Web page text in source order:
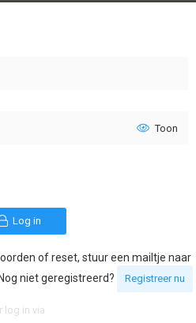
Toon
Log in
of reset, stuur een mailtje naar
niet geregistreerd?
Registreer nu
log in via